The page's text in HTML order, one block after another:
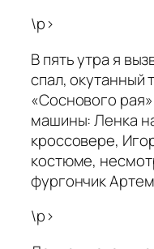
\p>
В пять утра я
спал, окутанный
«Соснового
машины: Ленка
кроссовере,
костюме,
фургончик
\p>